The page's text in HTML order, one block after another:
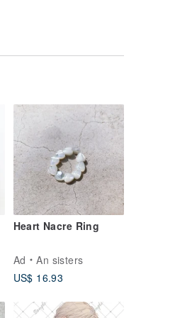
Heart Nacre Ring
Ad
An sisters
US$ 16.93